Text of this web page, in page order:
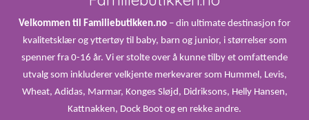
Velkommen til Familiebutikken.no – din ultimate destinasjon for
kvalitetsklær og yttertøy til baby, barn og junior, i størrelser som
spenner fra 0-16 år. Vi er stolte over å kunne tilby et omfattende
utvalg som inkluderer velkjente merkevarer som Hummel, Levis,
Wheat, Adidas, Marmar, Konges Sløjd, Didriksons, Helly Hansen,
Kattnakken, Dock Boot og en rekke andre.